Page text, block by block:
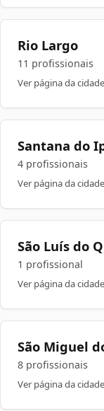
Rio Largo
11 profissionais
Ver página da
Santana do
4 profissionais
Ver página da
São Luís do
1 profissional
Ver página da
São Miguel
8 profissionais
Ver página da